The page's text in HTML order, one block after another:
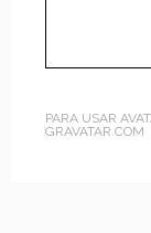
PARA USAR
GRAVATAR.COM